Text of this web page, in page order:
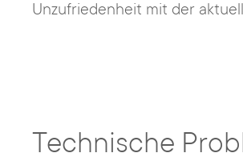
Unzufriedenheit mit der
Technische